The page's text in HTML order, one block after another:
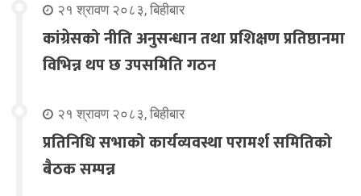
२१ श्रावण २०८३, बिहीबार
कांग्रेसको नीति अनुसन्धान तथा प्रशिक्षण प्रतिष्ठानमा
विभिन्न थप छ उपसमिति गठन
२१ श्रावण २०८३, बिहीबार
प्रतिनिधि सभाको कार्यव्यवस्था परामर्श समितिको
बैठक सम्पन्न